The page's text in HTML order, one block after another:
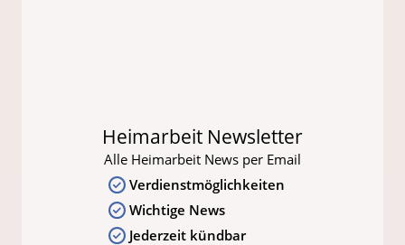
Heimarbeit Newsletter
Alle Heimarbeit News per Email
Verdienstmöglichkeiten
Wichtige News
Jederzeit kündbar